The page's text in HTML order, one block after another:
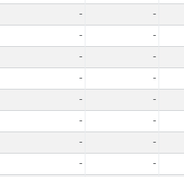
- -
- -
- -
- -
- -
- -
- -
- -